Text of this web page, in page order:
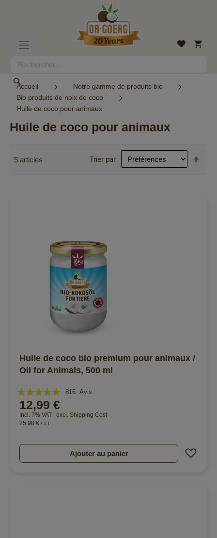
navigation
Rechercher
Liste
Mon
panier
Accueil
Notre gamme de produits bio
Bio produits de noix de coco
Huile de coco pour animaux
Huile de coco pour animaux
5 articles Trier par
Huile de coco bio premium pour animaux /
Oil for Animals, 500 ml
Évaluation:
98%
816 Avis
12,99 €
Incl. 7% VAT , excl. Shipping Cost
25,98 € / 1 l
Ajouter au panier